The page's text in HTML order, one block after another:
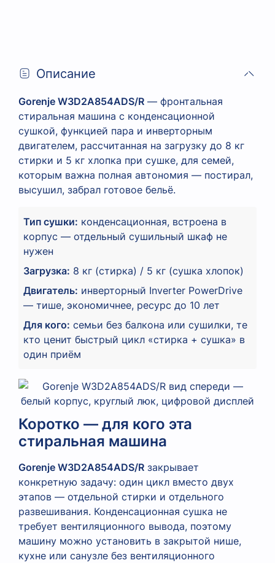
Описание
Gorenje W3D2A854ADS/R — фронтальная
стиральная машина с конденсационной
сушкой, функцией пара и инверторным
двигателем, рассчитанная на загрузку до 8 кг
стирки и 5 кг хлопка при сушке, для семей,
которым важна полная автономия — постирал,
высушил, забрал готовое бельё.
Тип сушки: конденсационная, встроена в
корпус — отдельный сушильный шкаф не
нужен
Загрузка: 8 кг (стирка) / 5 кг (сушка хлопок)
Двигатель: инверторный Inverter PowerDrive
— тише, экономичнее, ресурс до 10 лет
Для кого: семьи без балкона или сушилки, те
кто ценит быстрый цикл «стирка + сушка» в
один приём
Коротко — для кого эта
стиральная машина
Gorenje W3D2A854ADS/R закрывает
конкретную задачу: один цикл вместо двух
этапов — отдельной стирки и отдельного
развешивания. Конденсационная сушка не
требует вентиляционного вывода, поэтому
машину можно установить в закрытой нише,
кухне или санузле без вентиляционного